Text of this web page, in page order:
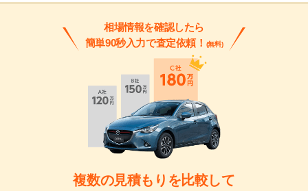
相場情報を確認したら
簡単90秒入力で査定依頼！ (無料)
複数の見積もりを比較して